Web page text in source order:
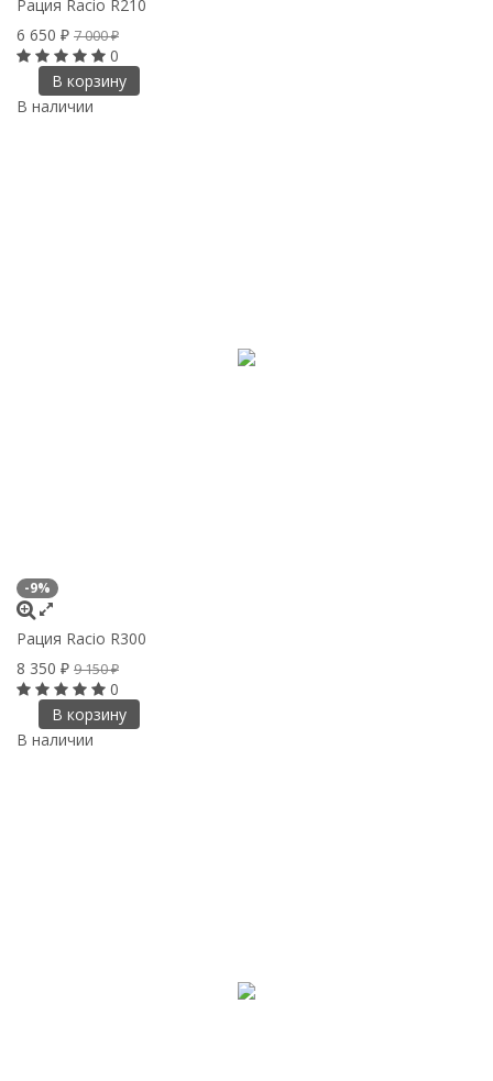
Рация Racio R210
6 650 ₽ 7 000₽
0
В корзину
В наличии
-9%
Рация Racio R300
8 350 ₽ 9 150₽
0
В корзину
В наличии